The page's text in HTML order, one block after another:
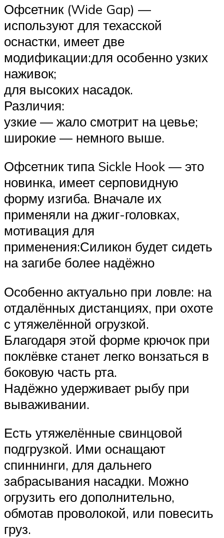
Офсетник (Wide Gap) —
используют для техасской
оснастки, имеет две
модификации:для особенно узких
наживок;
для высоких насадок.
Различия:
узкие — жало смотрит на цевье;
широкие — немного выше.
Офсетник типа Sickle Hook — это
новинка, имеет серповидную
форму изгиба. Вначале их
применяли на джиг-головках,
мотивация для
применения:Силикон будет сидеть
на загибе более надёжно
Особенно актуально при ловле: на
отдалённых дистанциях, при охоте
с утяжелённой огрузкой.
Благодаря этой форме крючок при
поклёвке станет легко вонзаться в
боковую часть рта.
Надёжно удерживает рыбу при
вываживании.
Есть утяжелённые свинцовой
подгрузкой. Ими оснащают
спиннинги, для дальнего
забрасывания насадки. Можно
огрузить его дополнительно,
обмотав проволокой, или повесить
груз.